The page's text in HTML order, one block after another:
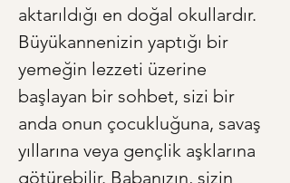
aktarıldığı en doğal okullardır.
Büyükannenizin yaptığı bir
yemeğin lezzeti üzerine
başlayan bir sohbet, sizi bir
anda onun çocukluğuna, savaş
yıllarına veya gençlik aşklarına
götürebilir. Babanızın, sizin